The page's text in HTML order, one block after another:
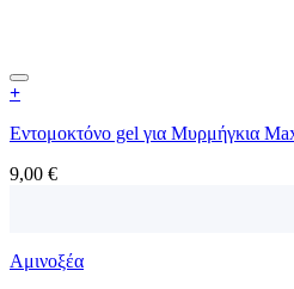
+
Εντομοκτόνο gel για Μυρμήγκια
9,00 €
Αμινοξέα